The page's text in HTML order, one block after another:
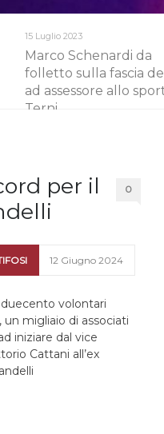
15 Luglio 2023
Marco Schenardi da
folletto sulla fascia
ad assessore allo
Terni
per il
0
12 Giugno 2024
volontari
migliaio di associati
iniziare dal vice
Cattani all’ex